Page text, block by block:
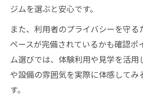
ジムを選ぶと安心です。
また、利用者のプライバシーを守る
ペースが完備されているかも確認ポ
ム選びでは、体験利用や見学を活用
や設備の雰囲気を実際に体感してみ
す。